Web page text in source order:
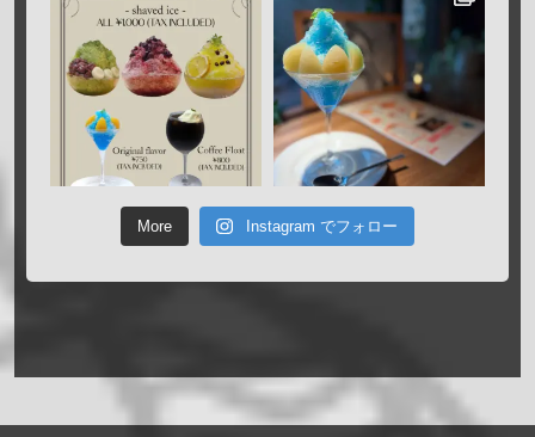
More Instagram でフォロー